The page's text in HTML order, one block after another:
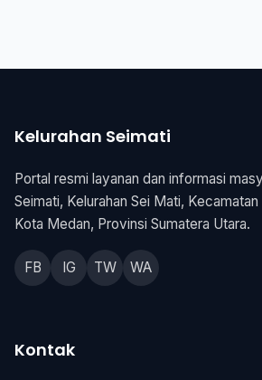
Kelurahan Seimati
Portal resmi layanan dan informasi
Seimati, Kelurahan Sei Mati,
Kota Medan, Provinsi Sumatera Utara.
FB IG TW WA
Kontak